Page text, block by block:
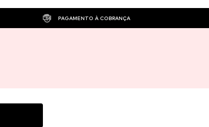
PAGAMENTO À COBRANÇA